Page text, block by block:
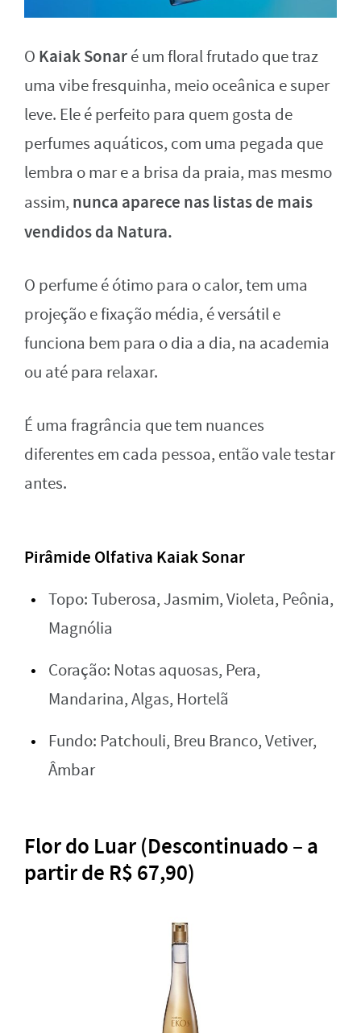
O Kaiak Sonaré um floral frutado que traz
uma vibe fresquinha, meio oceânica e super
leve. Ele é perfeito para quem gosta de
perfumes aquáticos, com uma pegada que
lembra o mar e a brisa da praia, mas mesmo
assim, nunca aparece nas listas de mais
vendidos da Natura.
O perfume é ótimo para o calor, tem uma
projeção e fixação média, é versátil e
funciona bem para o dia a dia, na academia
ou até para relaxar.
É uma fragrância que tem nuances
diferentes em cada pessoa, então vale testar
antes.
Pirâmide Olfativa Kaiak Sonar
Topo: Tuberosa, Jasmim, Violeta, Peônia,
Magnólia
Coração: Notas aquosas, Pera,
Mandarina, Algas, Hortelã
Fundo: Patchouli, Breu Branco, Vetiver,
Âmbar
Flor do Luar (Descontinuado – a
partir de R$ 67,90)